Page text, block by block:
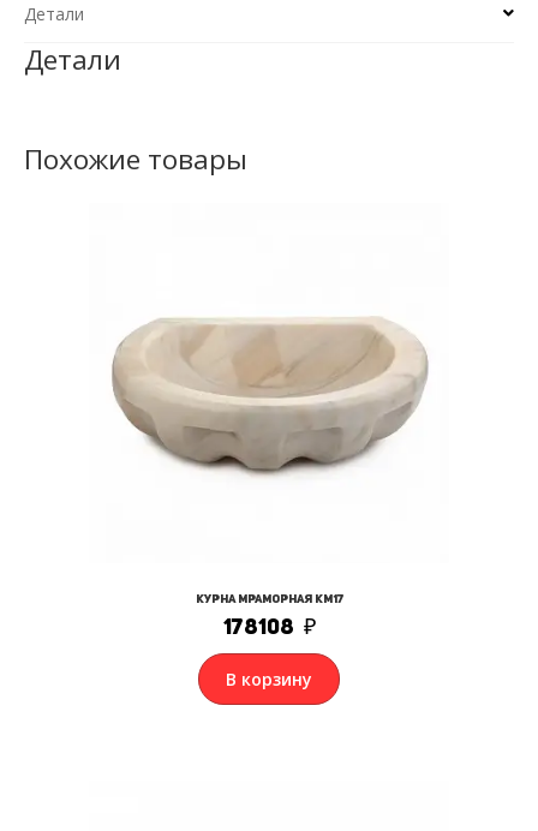
Детали
Детали
Похожие товары
Курна мраморная КМ17
178108 ₽
В корзину